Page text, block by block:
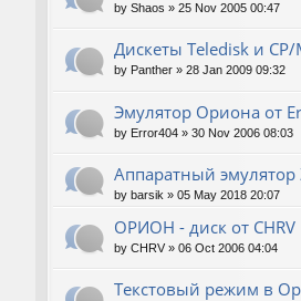
by Shaos » 25 Nov 2005 00:47
Дискеты Teledisk и CP/
by Panther » 28 Jan 2009 09:32
Эмулятор Ориона от
by Error404 » 30 Nov 2006 08:03
Аппаратный
by barsik » 05 May 2018 20:07
ОРИОН - диск от CHRV
by CHRV » 06 Oct 2006 04:04
Текстовый режим в